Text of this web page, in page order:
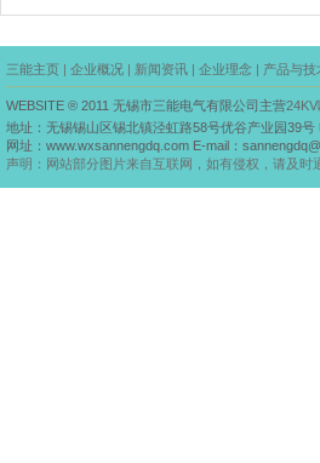
三能主页 | 企业概况 | 新闻资讯 | 企业理念 | 产品与技
WEBSITE ® 2011 无锡市三能电气有限公司主营
地址： 无锡锡山区锡北镇泾虹路58号优谷产业园39号
网址： www.wxsannengdq.com E-mail：
声明：网站部分图片来自互联网，如有侵权，请及时